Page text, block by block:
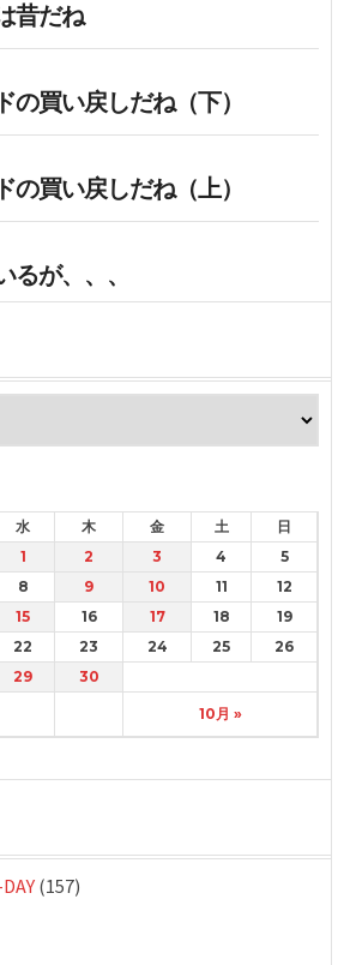
昔だね
の買い戻しだね（下）
の買い戻しだね（上）
るが、、、
水 木 金 土 日
10月 »
1 2 3 4
5
8 9 10 11
12
15 16 17 18
19
22 23 24 25
26
29 30
(157)